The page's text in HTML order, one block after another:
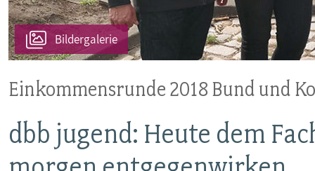
Bildergalerie
Einkommensrunde 2018 Bund und
dbb jugend: Heute dem